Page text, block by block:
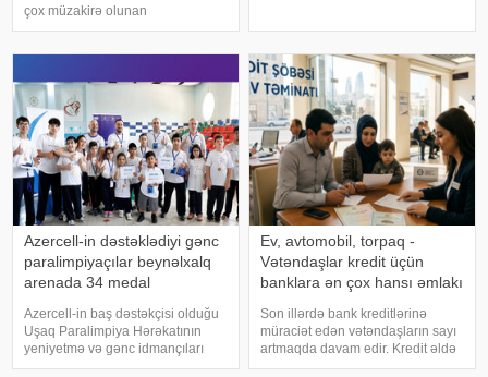
çox müzakirə olunan
mövzulardan biridir. Bəs bank
üstünlükləri verir. Bu barədə
"Azər-Tür
Bu, ötən ilin eyni dövrü ilə
müqayisəd
Azercell-in dəstəklədiyi gənc
paralimpiyaçılar beynəlxalq
arenada 34 medal
Azercell-in baş dəstəkçisi olduğu
Uşaq Paralimpiya Hərəkatının
yeniyetmə və gənc idmançıları
2026-cı ilin ilk yarısında
Ev, avtomobil, torpaq -
Vətəndaşlar kredit üçün
banklara ən çox hansı əmlakı
Son illərdə bank kreditlərinə
müraciət edən vətəndaşların sayı
artmaqda davam edir. Kredit əldə
etmək istəyən şəxslərin